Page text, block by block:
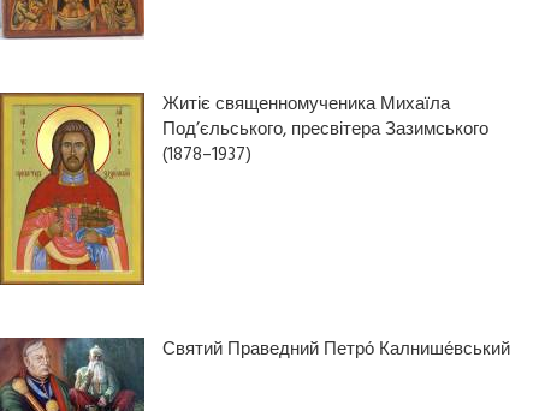
Житіє священномученика Михаїла
Под’єльського, пресвітера Зазимського
(1878–1937)
Святий Праведний Петро́ Калнише́вський